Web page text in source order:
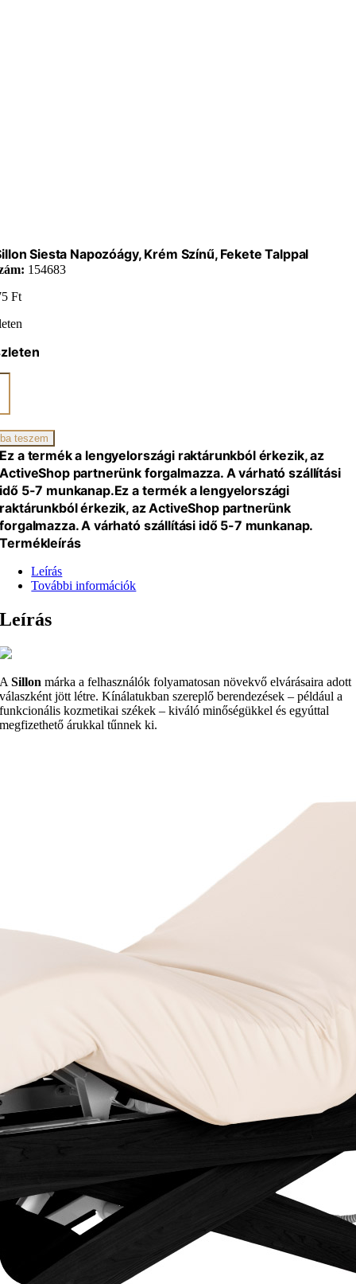
Siesta Napozóágy, Krém Színű, Fekete Talppal
154683
Ft
teszem
Ez a termék a lengyelországi raktárunkból érkezik, az
ActiveShop partnerünk forgalmazza. A várható szállítási
idő 5-7 munkanap.Ez a termék a lengyelországi
raktárunkból érkezik, az ActiveShop partnerünk
forgalmazza. A várható szállítási idő 5-7 munkanap.
Termékleírás
Leírás
További információk
Leírás
ASillonmárka a felhasználók folyamatosan növekvő elvárásaira adott
válaszként jött létre. Kínálatukban szereplő berendezések – például a
funkcionális kozmetikai székek – kiváló minőségükkel és egyúttal
megfizethető árukkal tűnnek ki.